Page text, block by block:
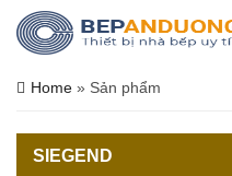
Home » Sản phẩm
SIEGEND